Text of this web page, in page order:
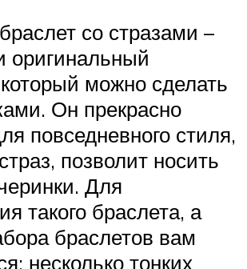
со стразами –
оригинальный
можно сделать
Он прекрасно
повседневного стиля,
позволит носить
Для
такого браслета, а
браслетов вам
несколько тонких